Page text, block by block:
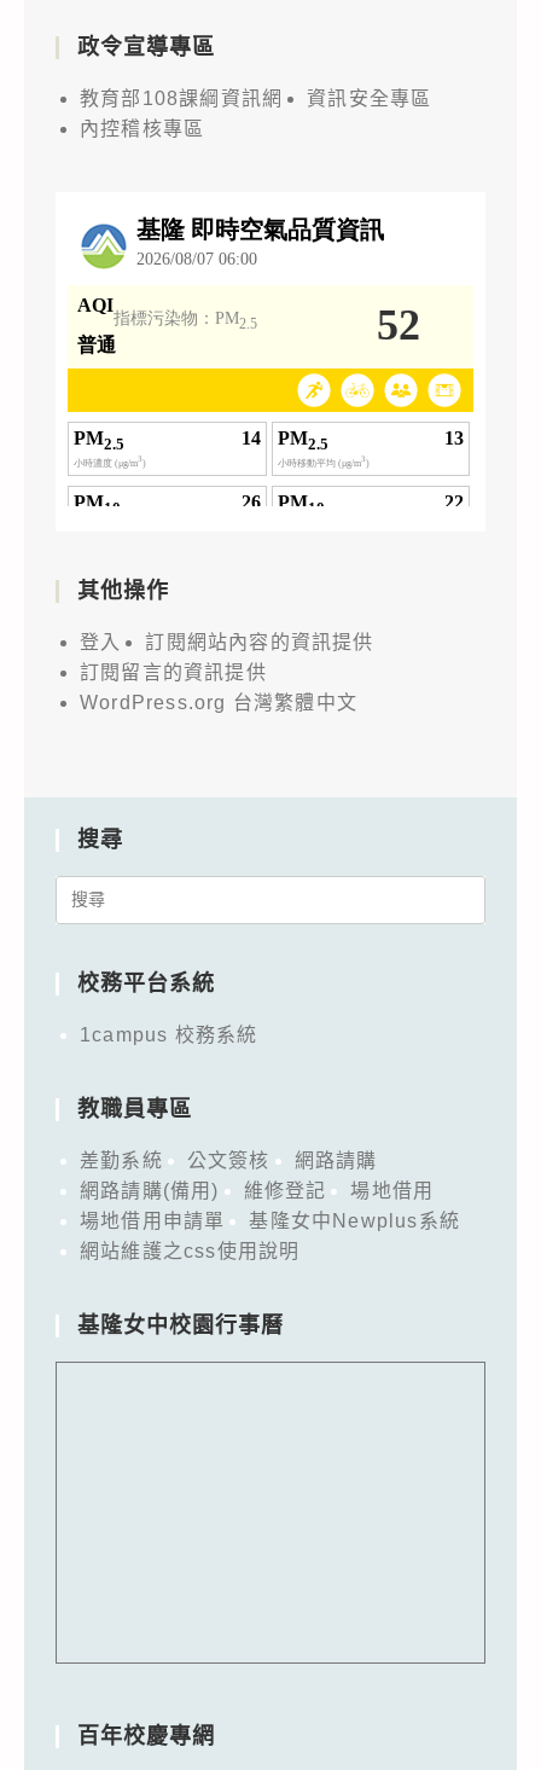
政令宣導專區
教育部108課綱資訊網
資訊安全專區
內控稽核專區
其他操作
登入
訂閱網站內容的資訊提供
訂閱留言的資訊提供
WordPress.org 台灣繁體中文
搜尋
Search
校務平台系統
1campus 校務系統
教職員專區
差勤系統 公文簽核
網路請購
網路請購(備用)
維修登記
場地借用
場地借用申請單
基隆女中Newplus系統
網站維護之css使用說明
基隆女中校園行事曆
百年校慶專網